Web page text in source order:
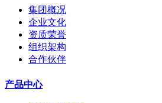
集团概况
企业文化
资质荣誉
组织架构
合作伙伴
产品中心